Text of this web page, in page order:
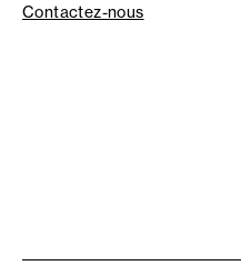
Contactez-nous